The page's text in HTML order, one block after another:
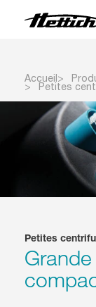
Centre
À propos
Contact
Actualités
Accueil
Petites
Petites